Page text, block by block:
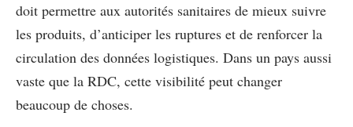
doit permettre aux autorités sanitaires de mieux suivre
les produits, d’anticiper les ruptures et de renforcer la
circulation des données logistiques. Dans un pays aussi
vaste que la RDC, cette visibilité peut changer
beaucoup de choses.